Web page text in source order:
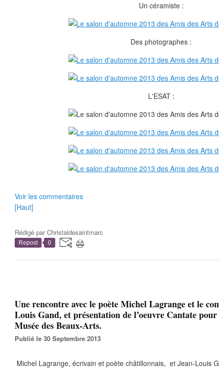
Un céramiste :
Des photographes :
L'ESAT :
Voir les commentaires
[Haut]
Rédigé parChristaldesaintmarc
Repost 0
Une rencontre avec le poète Michel Lagrange et le
Louis Gand, et présentation de l’oeuvre Cantate
Musée des Beaux-Arts.
Publié le 30 Septembre 2013
Michel Lagrange, écrivain et poète châtillonnais, et Jean-Louis